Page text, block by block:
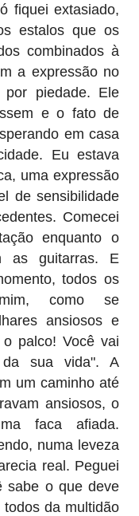
fiquei extasiado,
estalos que os
combinados à
a expressão no
por piedade. Ele
e o fato de
em casa
Eu estava
uma expressão
de sensibilidade
Comecei
enquanto o
as guitarras. E
todos os
como se
ansiosos e
palco! Você vai
da sua vida". A
um caminho até
ansiosos, o
faca afiada.
numa leveza
real. Peguei
sabe o que deve
da multidão